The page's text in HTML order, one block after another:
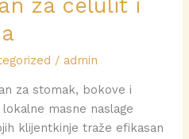
za celulit i
/ admin
za stomak, bokove i
masne naslage
klijentkinje traže efikasan